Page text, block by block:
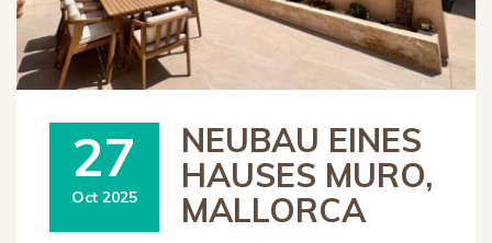
27
Oct 2025
NEUBAU EINES
HAUSES MURO,
MALLORCA